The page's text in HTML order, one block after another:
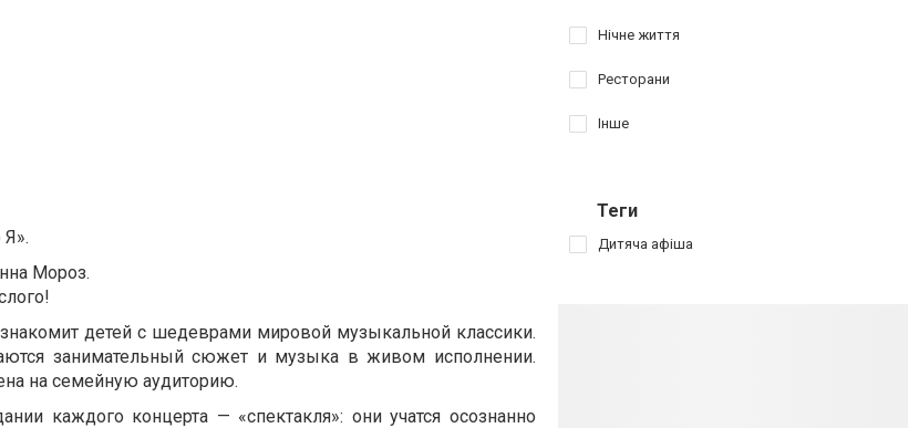
Мороз.
детей с шедеврами мировой музыкальной классики.
занимательный сюжет и музыка в живом исполнении.
на семейную аудиторию.
каждого концерта — «спектакля»: они учатся осознанно
Нічне життя
Ресторани
Інше
Теги
Дитяча афіша